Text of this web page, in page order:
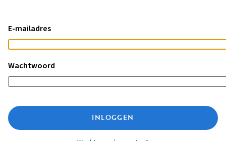
E-mailadres
Wachtwoord
INLOGGEN